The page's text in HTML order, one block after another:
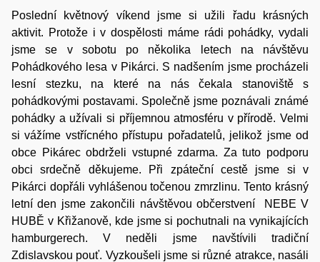
Poslední květnový víkend jsme si užili řadu krásných
aktivit. Protože i v dospělosti máme rádi pohádky, vydali
jsme se v sobotu po několika letech na návštěvu
Pohádkového lesa v Pikárci. S nadšením jsme procházeli
lesní stezku, na které na nás čekala stanoviště s
pohádkovými postavami. Společně jsme poznávali známé
pohádky a užívali si příjemnou atmosféru v přírodě. Velmi
si vážíme vstřícného přístupu pořadatelů, jelikož jsme od
obce Pikárec obdrželi vstupné zdarma. Za tuto podporu
obci srdečně děkujeme. Při zpáteční cestě jsme si v
Pikárci dopřáli vyhlášenou točenou zmrzlinu. Tento krásný
letní den jsme zakončili návštěvou občerstvení NEBE V
HUBĚ v Křižanově, kde jsme si pochutnali na vynikajících
hamburgerech. V neděli jsme navštívili tradiční
Zdislavskou pouť. Vyzkoušeli jsme si různé atrakce, nasáli